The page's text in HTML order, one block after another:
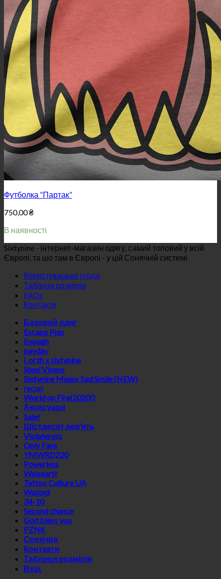
Футболка “Партак”
750,00₴
В наявності
Sixtynine - інтернет-магазин одягу, самий топовий у всій
Європі, та шо там в Європі - у цій Сонячній системі
Користувацька угода
Таблиця розмірів
FAQs
Контакти
Базовий одяг
Escape Plan
Enough
payday
i_orzh x sixtynine
Steel Vixens
Sixtynine Means Sad Smile (NEW)
recon
World on Fire(2020!)
Аксесуари
Sale!
Шістдесят дев’ять
Violateress
Only Fans
YMWRD220
Powerless
Waiseartt
Tattoo Culture UA
Wasted
34-10
Second chance
God bless you
PZNK
Сонячна
Контакти
Таблиця розмірів
Вхід